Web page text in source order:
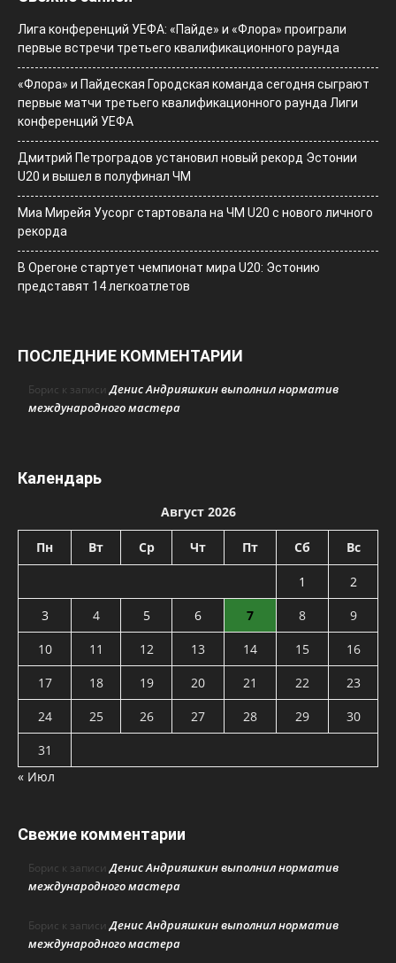
Лига конференций УЕФА: «Пайде» и «Флора» проиграли
первые встречи третьего квалификационного раунда
«Флора» и Пайдеская Городская команда сегодня сыграют
первые матчи третьего квалификационного раунда Лиги
конференций УЕФА
Дмитрий Петроградов установил новый рекорд Эстонии
U20 и вышел в полуфинал ЧМ
Миа Мирейя Уусорг стартовала на ЧМ U20 c нового личного
рекорда
В Орегоне стартует чемпионат мира U20: Эстонию
представят 14 легкоатлетов
ПОСЛЕДНИЕ КОММЕНТАРИИ
Борис к записиДенис Андрияшкин выполнил норматив
международного мастера
Календарь
Август 2026
Пн Вт Ср Чт Пт Сб Вс
1
2
3
4 5 6 7 8
9
10
11 12 13 14 15
16
17
18 19 20 21 22
23
24
25 26 27 28 29
30
31
« Июл
Свежие комментарии
Борис к записиДенис Андрияшкин выполнил норматив
международного мастера
Борис к записиДенис Андрияшкин выполнил норматив
международного мастера